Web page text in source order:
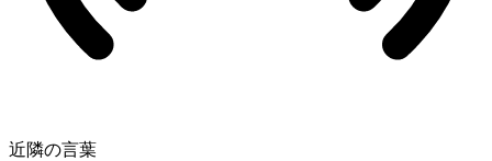
近隣の言葉